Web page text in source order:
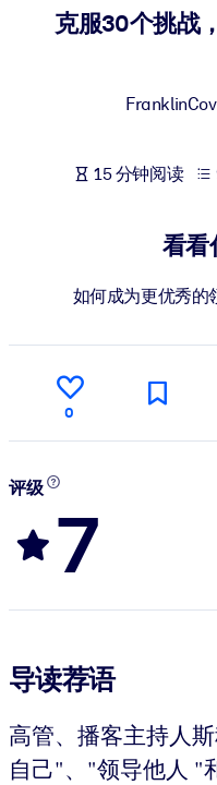
果。
利用可靠、结构化的知
结果。
克服30个挑战
15 分钟阅读
看看
如何成为更优秀的
0
评级
7
导读荐语
高管、播客主持人
自己"、"领导他人 "